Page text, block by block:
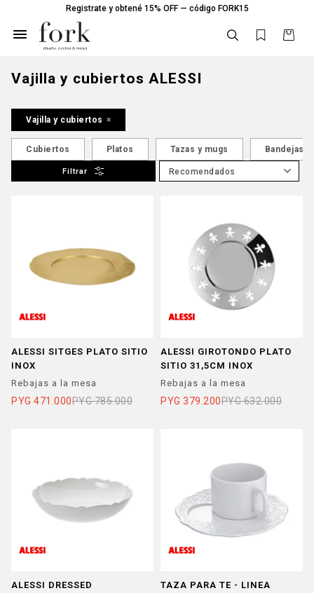
Registrate y obtené 15% OFF — código FORK15

Vajilla y cubiertos ALESSI
Vajilla y cubiertos
Cubiertos Platos Tazas y mugs Bandejas
Recomendados
ALESSI SITGES PLATO SITIO
INOX
Rebajas a la mesa
PYG 471.000PYG 785.000
ALESSI GIROTONDO PLATO
SITIO 31,5CM INOX
Rebajas a la mesa
PYG 379.200PYG 632.000
ALESSI DRESSED
TAZA PARA TE - LINEA